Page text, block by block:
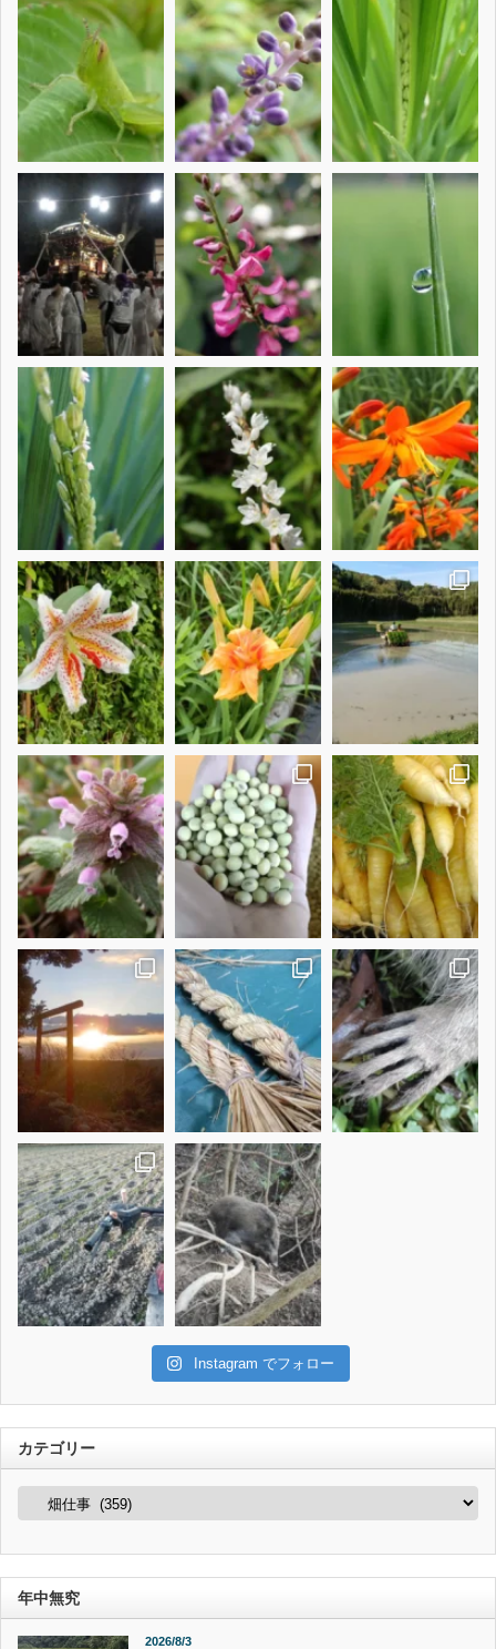
Instagram でフォロー
カテゴリー
カ
ー
年中無究
2026/8/3